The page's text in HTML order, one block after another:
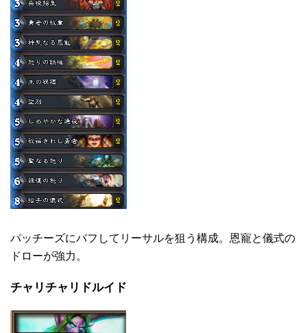
パッチーズにバフしてリーサルを狙う構成。恩寵と儀式の
ドローが強力。
チャリチャリドルイド